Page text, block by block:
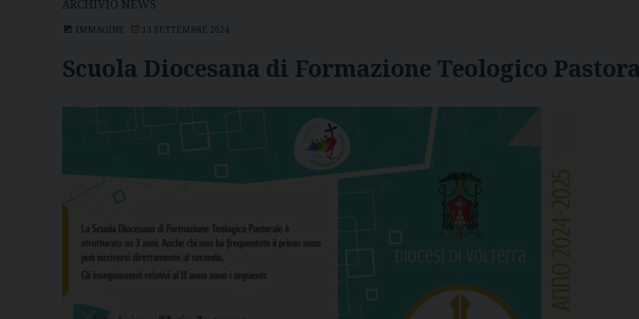
ARCHIVIO NEWS
IMMAGINE 13 SETTEMBRE 2024
Scuola Diocesana di Formazione Teologico